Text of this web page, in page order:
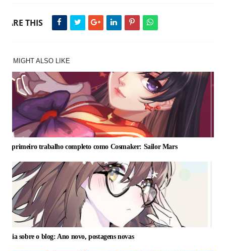
THIS
MIGHT ALSO LIKE
primeiro trabalho completo como Cosmaker: Sailor Mars
sobre o blog: Ano novo, postagens novas